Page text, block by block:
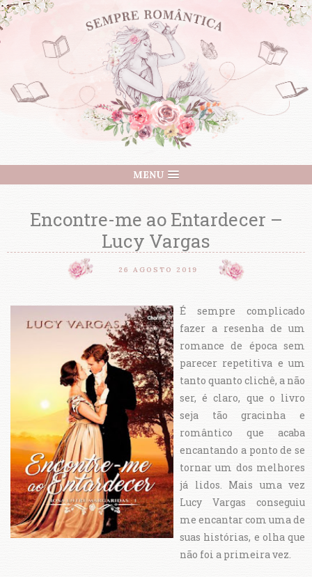
MENU
Encontre-me ao Entardecer –
Lucy Vargas
26 AGOSTO 2019
É sempre complicado
fazer a resenha de um
romance de época sem
parecer repetitiva e um
tanto quanto clichê, a não
ser, é claro, que o livro
seja tão gracinha e
romântico que acaba
encantando a ponto de se
tornar um dos melhores
já lidos. Mais uma vez
Lucy Vargas conseguiu
me encantar com uma de
suas histórias, e olha que
não foi a primeira vez.